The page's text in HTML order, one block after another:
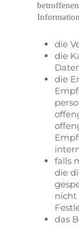
die
die
die
falls
die
nicht
das